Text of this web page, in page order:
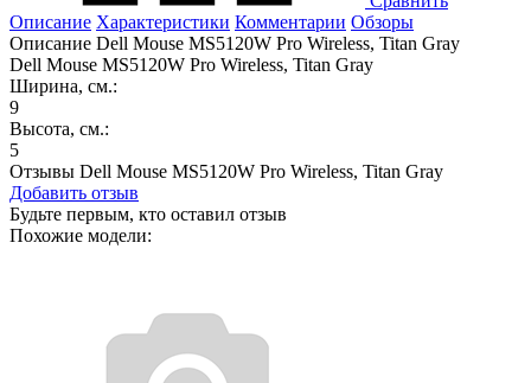
Описание Характеристики Комментарии Обзоры
Описание Dell Mouse MS5120W Pro Wireless, Titan Gray
Dell Mouse MS5120W Pro Wireless, Titan Gray
Ширина, см.:
9
Высота, см.:
5
Отзывы Dell Mouse MS5120W Pro Wireless, Titan Gray
Добавить отзыв
Будьте первым, кто оставил отзыв
Похожие модели: